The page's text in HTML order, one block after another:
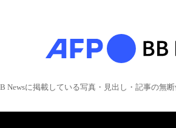
Newsに掲載している写真・見出し・記事の無